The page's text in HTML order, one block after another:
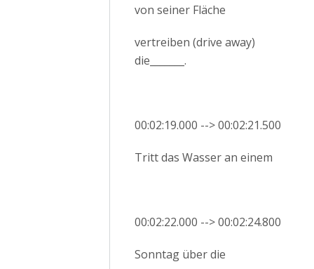
von seiner Fläche
vertreiben (drive away)
die_______.
00:02:19.000 --> 00:02:21.500
Tritt das Wasser an einem
00:02:22.000 --> 00:02:24.800
Sonntag über die